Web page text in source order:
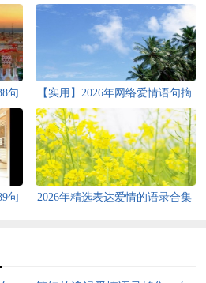
句
【实用】2026年网络爱情语句摘
录70句
句
2026年精选表达爱情的语录合集